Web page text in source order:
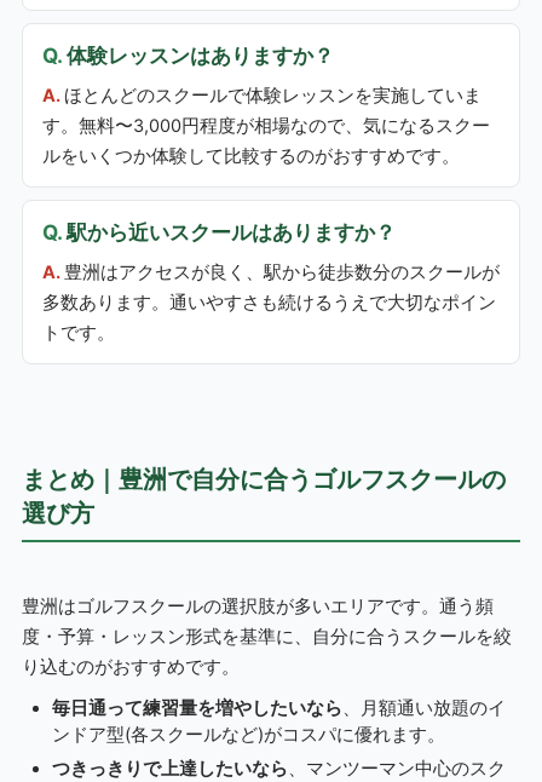
体験レッスンはありますか？
ほとんどのスクールで体験レッスンを実施していま
す。無料〜3,000円程度が相場なので、気になるスクー
ルをいくつか体験して比較するのがおすすめです。
駅から近いスクールはありますか？
豊洲はアクセスが良く、駅から徒歩数分のスクールが
多数あります。通いやすさも続けるうえで大切なポイン
トです。
まとめ｜豊洲で自分に合うゴルフスクールの
選び方
豊洲はゴルフスクールの選択肢が多いエリアです。通う頻
度・予算・レッスン形式を基準に、自分に合うスクールを絞
り込むのがおすすめです。
毎日通って練習量を増やしたいなら、月額通い放題のイ
ンドア型(各スクールなど)がコスパに優れます。
つきっきりで上達したいなら、マンツーマン中心のスク